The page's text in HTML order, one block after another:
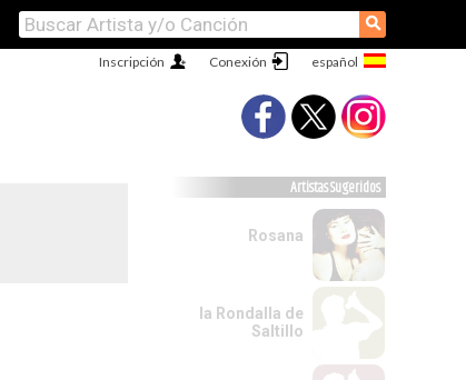
⚲
Conexión
Inscripción
Artistas Sugeridos
Rosana
la Rondalla de
Saltillo